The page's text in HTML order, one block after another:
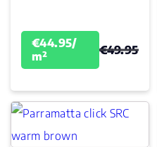
Woongebruik
(jaren)
€44.95/
m²
€49.95